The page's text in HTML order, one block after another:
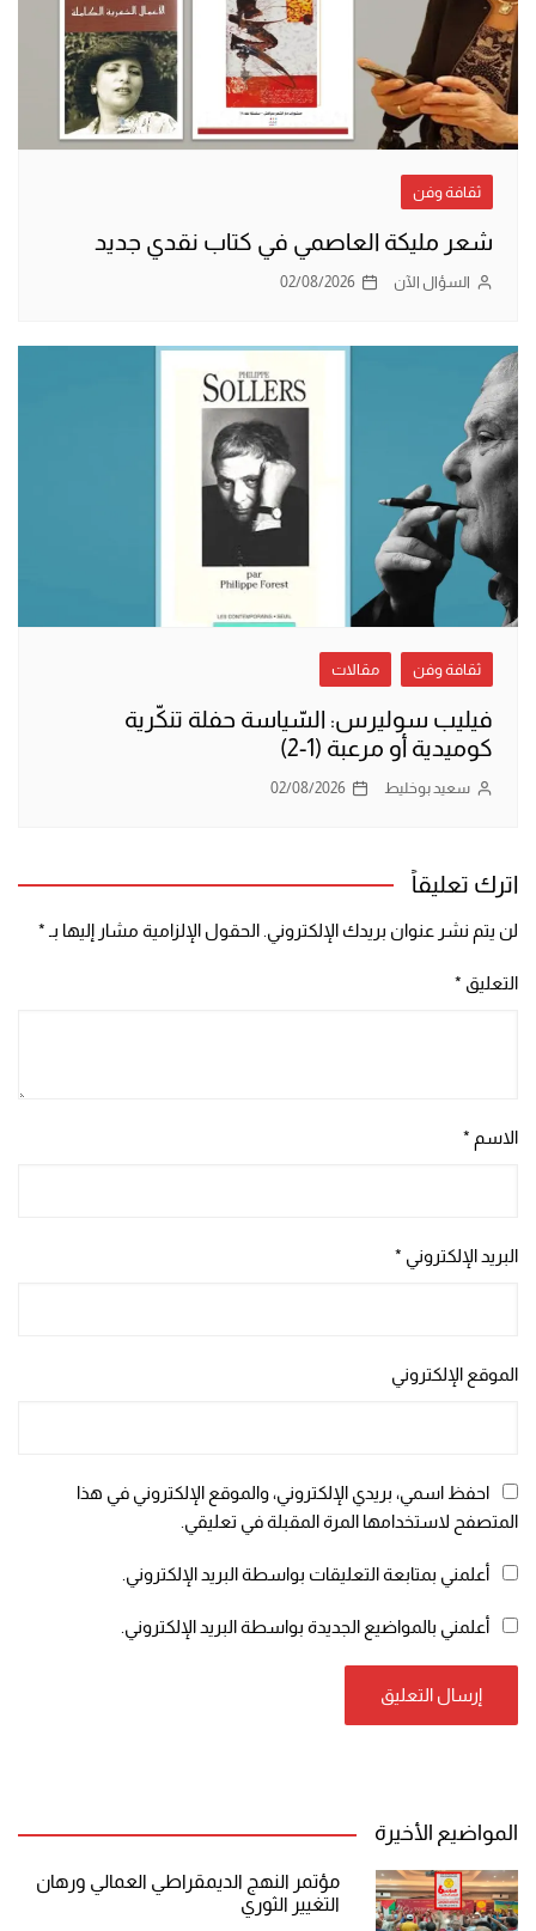
ثقافة وفن
شعر مليكة العاصمي في كتاب نقدي جديد
السؤال الآن 02/08/2026
ثقافة وفن مقالات
فيليب سوليرس: السّياسة حفلة تنكّرية
كوميدية أو مرعبة (1-2)
سعيد بوخليط 02/08/2026
اترك تعليقاً
لن يتم نشر عنوان بريدك الإلكتروني. الحقول الإلزامية مشار إليها بـ *
التعليق *
الاسم *
البريد الإلكتروني *
الموقع الإلكتروني
احفظ اسمي، بريدي الإلكتروني، والموقع الإلكتروني في هذا
المتصفح لاستخدامها المرة المقبلة في تعليقي.
أعلمني بمتابعة التعليقات بواسطة البريد الإلكتروني.
أعلمني بالمواضيع الجديدة بواسطة البريد الإلكتروني.
المواضيع الأخيرة
مؤتمر النهج الديمقراطي العمالي ورهان
التغيير الثوري